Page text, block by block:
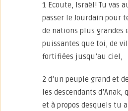
1 Ecoute, Israël! Tu vas
passer le Jourdain pour
de nations plus grandes
puissantes que toi, de
fortifiées jusqu’au ciel,
2 d’un peuple grand et
les descendants d’Anak,
et à propos desquels tu